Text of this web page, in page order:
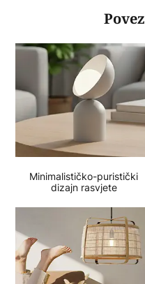
Minimalističko-puristički
dizajn rasvjete